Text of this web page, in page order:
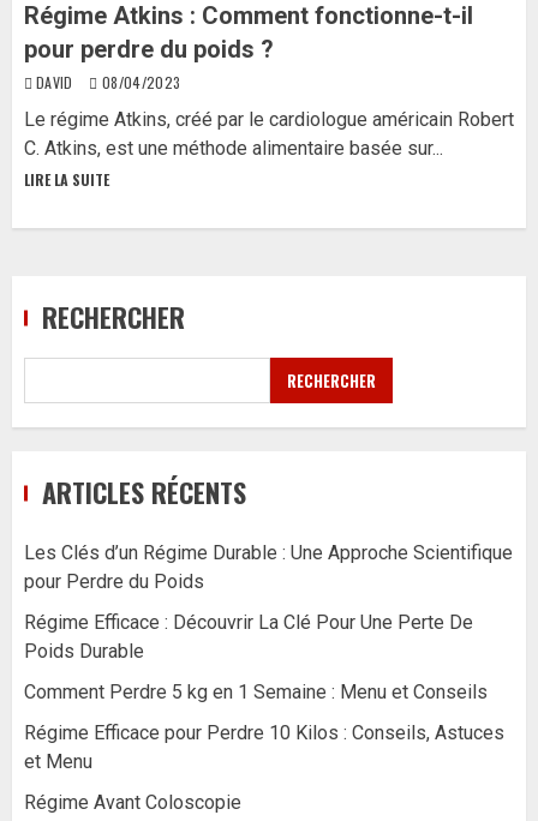
Régime Atkins : Comment fonctionne-t-il
pour perdre du poids ?
DAVID 08/04/2023
Le régime Atkins, créé par le cardiologue américain Robert
C. Atkins, est une méthode alimentaire basée sur...
LIRE LA SUITE
RECHERCHER
RECHERCHER
ARTICLES RÉCENTS
Les Clés d’un Régime Durable : Une Approche Scientifique
pour Perdre du Poids
Régime Efficace : Découvrir La Clé Pour Une Perte De
Poids Durable
Comment Perdre 5 kg en 1 Semaine : Menu et Conseils
Régime Efficace pour Perdre 10 Kilos : Conseils, Astuces
et Menu
Régime Avant Coloscopie